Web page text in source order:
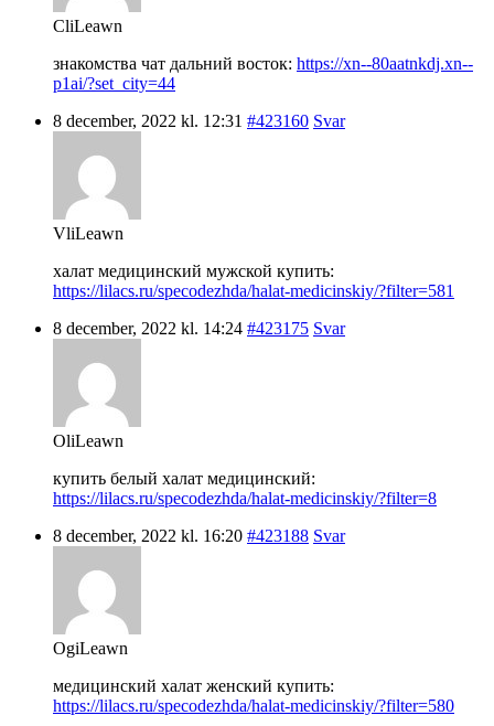
CliLeawn
знакомства чат дальний восток: https://xn--80aatnkdj.xn--
p1ai/?set_city=44
8 december, 2022 kl. 12:31 #423160 Svar
VliLeawn
халат медицинский мужской купить:
https://lilacs.ru/specodezhda/halat-medicinskiy/?filter=581
8 december, 2022 kl. 14:24 #423175 Svar
OliLeawn
купить белый халат медицинский:
https://lilacs.ru/specodezhda/halat-medicinskiy/?filter=8
8 december, 2022 kl. 16:20 #423188 Svar
OgiLeawn
медицинский халат женский купить:
https://lilacs.ru/specodezhda/halat-medicinskiy/?filter=580